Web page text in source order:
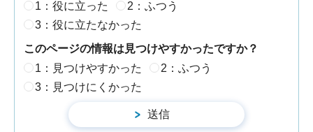
1：役に立った
2：ふつう
3：役に立たなかった
このページの情報は見つけやすかったですか？
1：見つけやすかった
2：ふつう
3：見つけにくかった